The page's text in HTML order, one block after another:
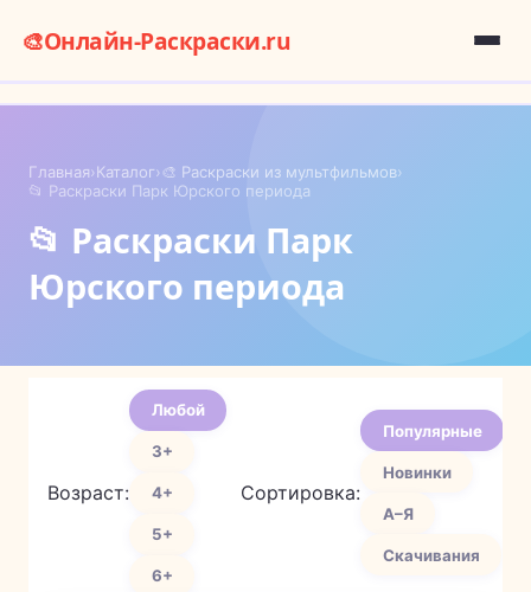
🎨Онлайн-Раскраски.ru
Главная›Каталог›🎨 Раскраски из мультфильмов›
📂 Раскраски Парк Юрского периода
📂 Раскраски Парк
Юрского периода
Возраст:
Любой
3+
4+
5+
6+
Сортировка:
Популярные
Новинки
А–Я
Скачивания